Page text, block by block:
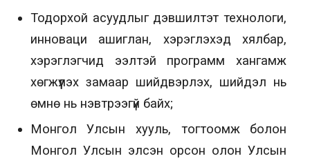
Тодорхой асуудлыг дэвшилтэт технологи,
инноваци ашиглан, хэрэглэхэд хялбар,
хэрэглэгчид ээлтэй программ хангамж
хөгжүүлэх замаар шийдвэрлэх, шийдэл нь
өмнө нь нэвтрээгүй байх;
Монгол Улсын хууль, тогтоомж болон
Монгол Улсын элсэн орсон олон Улсын